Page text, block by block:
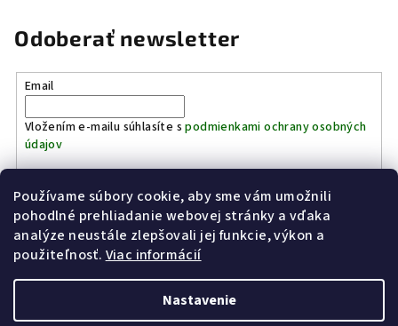
Používame súbory cookie, aby sme vám umožnili
pohodlné prehliadanie webovej stránky a vďaka
analýze neustále zlepšovali jej funkcie, výkon a
použiteľnosť. Viac informácií
Nastavenie
Odoberať newsletter
Email
Vložením e-mailu súhlasíte spodmienkami ochrany osobných
údajov
Prihlásiť sa
Kinostrelnica Páleník